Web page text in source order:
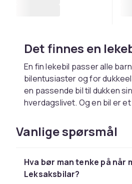
Det finnes en
En fin lekebil passer alle
bilentusiaster og for
en passende bil til dukken
hverdagslivet. Og en bil er
hverdagen. Det at barn liker å
hverdagslivet er også en
og bergingsbiler er ekstra
mer interessert et barn blir i
Vanlige spørsmål
Hva bør man tenke på når
Leksaksbilar?